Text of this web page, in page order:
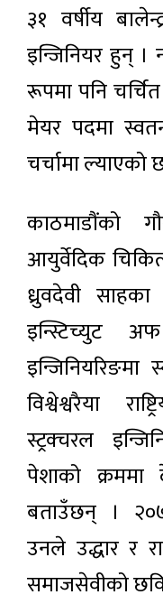
३१ वर्षीय
इन्जिनियर हुन् ।
रूपमा पनि
मेयर पदमा
चर्चामा ल्याएको
काठमाडौंको
आयुर्वेदिक
ध्रुवदेवी
इन्स्टिच्युट
विश्वेश्वरैया
स्ट्रक्चरल
पेशाको
बताउँछन् ।
उनले उद्धार र
समाजसेवीको